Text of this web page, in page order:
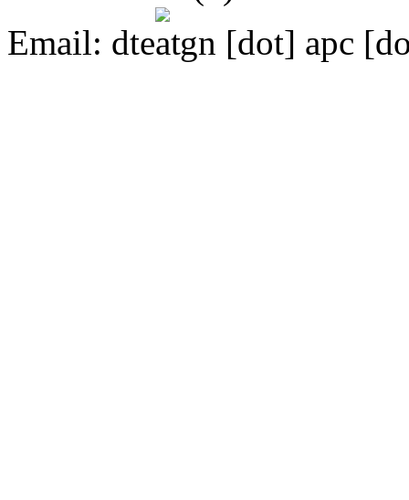
Email: dte gn [dot] apc